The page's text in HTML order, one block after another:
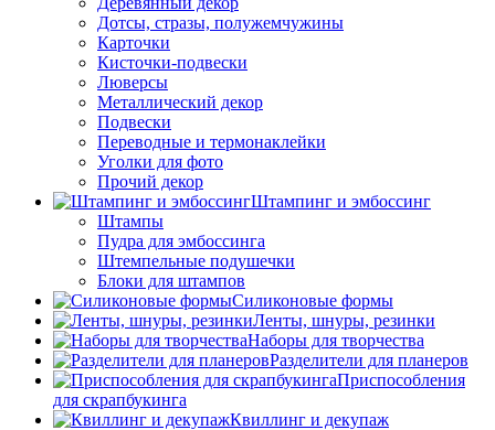
Дотсы, стразы, полужемчужины
Карточки
Кисточки-подвески
Люверсы
Металлический декор
Подвески
Переводные и термонаклейки
Уголки для фото
Прочий декор
Штампинг и эмбоссинг
Штампы
Пудра для эмбоссинга
Штемпельные подушечки
Блоки для штампов
Силиконовые формы
Ленты, шнуры, резинки
Наборы для творчества
Разделители для планеров
Приспособления
для скрапбукинга
Квиллинг и декупаж